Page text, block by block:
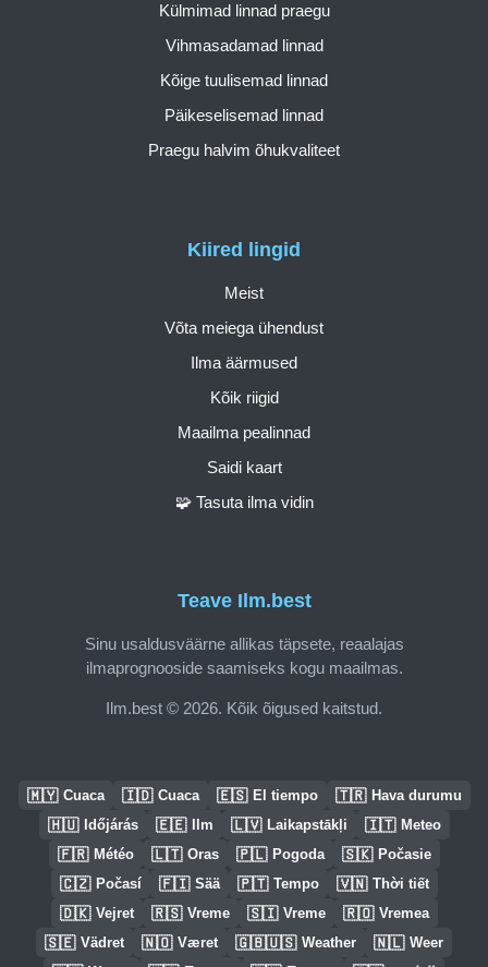
Teave Ilm.best
Sinu usaldusväärne allikas täpsete, reaalajas
ilmaprognooside saamiseks kogu maailmas.
Ilm.best © 2026. Kõik õigused kaitstud.
Kiired lingid
Meist
Võta meiega ühendust
Ilma äärmused
Kõik riigid
Maailma pealinnad
Saidi kaart
🧩 Tasuta ilma vidin
Külmimad linnad praegu
Vihmasadamad linnad
Kõige tuulisemad linnad
Päikeselisemad linnad
Praegu halvim õhukvaliteet
🇲🇾 Cuaca 🇮🇩 Cuaca 🇪🇸 El tiempo 🇹🇷 Hava durumu
🇭🇺 Időjárás 🇪🇪 Ilm 🇱🇻 Laikapstākļi 🇮🇹 Meteo
🇫🇷 Météo 🇱🇹 Oras 🇵🇱 Pogoda 🇸🇰 Počasie
🇨🇿 Počasí 🇫🇮 Sää 🇵🇹 Tempo 🇻🇳 Thời tiết
🇩🇰 Vejret 🇷🇸 Vreme 🇸🇮 Vreme 🇷🇴 Vremea
🇸🇪 Vädret 🇳🇴 Været 🇬🇧🇺🇸 Weather 🇳🇱 Weer